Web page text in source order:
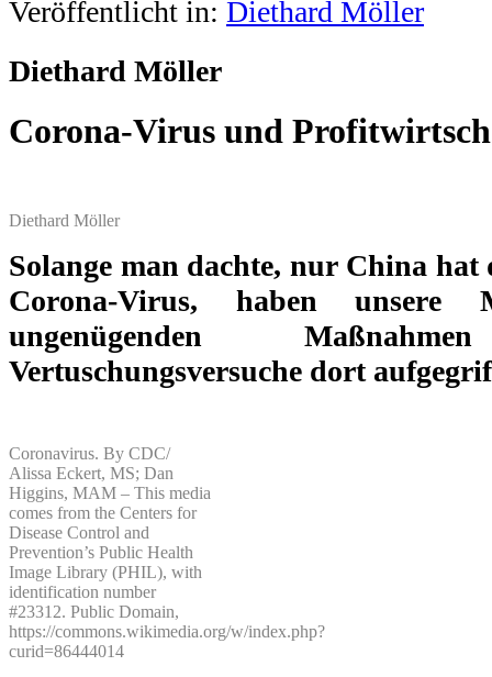
Veröffentlicht in: Diethard Möller
Diethard Möller
Corona-Virus und
Diethard Möller
Solange man dachte, nur China hat
Corona-Virus, haben unsere
ungenügenden
Vertuschungsversuche dort
Coronavirus. By CDC/
Alissa Eckert, MS; Dan
Higgins, MAM – This media
comes from the Centers for
Disease Control and
Prevention’s Public Health
Image Library (PHIL), with
identification number
#23312. Public Domain,
https://commons.wikimedia.org/w/index.php?
curid=86444014